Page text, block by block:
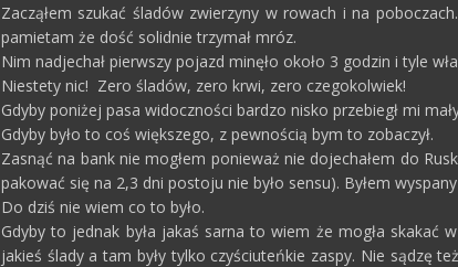
Zacząłem szukać śladów zwierzyny w rowach i na
pamietam że dość solidnie trzymał mróz.
Nim nadjechał pierwszy pojazd minęło około 3 godzin i tyle
Niestety nic! Zero śladów, zero krwi, zero czegokolwiek!
Gdyby poniżej pasa widoczności bardzo nisko przebiegł mi
Gdyby było to coś większego, z pewnością bym to zobaczył.
Zasnąć na bank nie mogłem ponieważ nie dojechałem do
pakować się na 2,3 dni postoju nie było sensu). Byłem
Do dziś nie wiem co to było.
Gdyby to jednak była jakaś sarna to wiem że mogła
jakieś ślady a tam były tylko czyściuteńkie zaspy. Nie sądzę